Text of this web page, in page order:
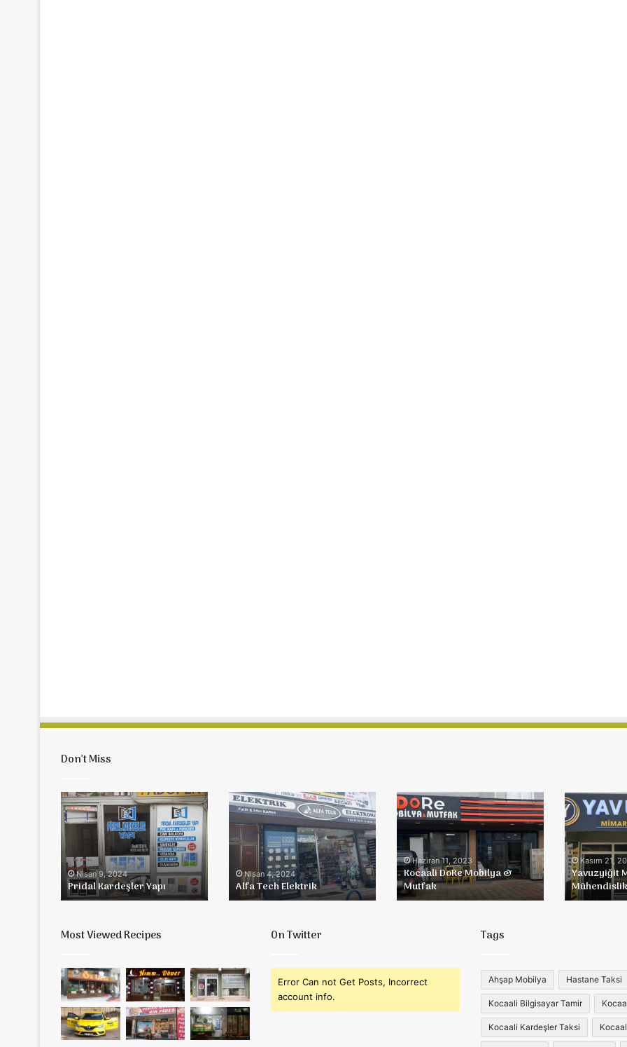
Don’t Miss
Pridal
Kardeşler
Nisan 9, 2024
Pridal Kardeşler Yapı
Alfa
Tech
Elektrik
Nisan 4, 2024
Alfa Tech Elektrik
Kocaali
DoRe
MutfakHaziran 11, 2023
Kocaali DoRe Mobilya &
Mutfak
Yavuzyiğit
Mimarlık
&
Mühendislik
Kasım 21,
Yavuzyiğit
Mühendislik
Most Viewed Recipes On Twitter
Error Can not Get Posts, Incorrect
account info.
Tags
Ahşap Mobilya Hastane Taksi
Kocaali Bilgisayar Tamir
Kocaali Kardeşler Taksi